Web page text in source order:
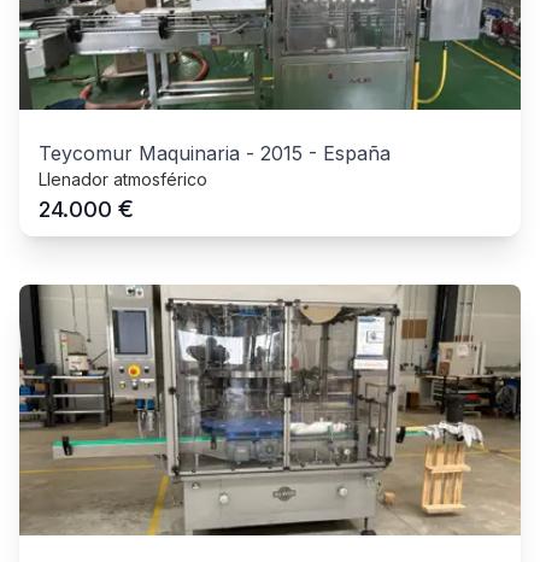
Teycomur Maquinaria - 2015 - España
Llenador atmosférico
24.000 €